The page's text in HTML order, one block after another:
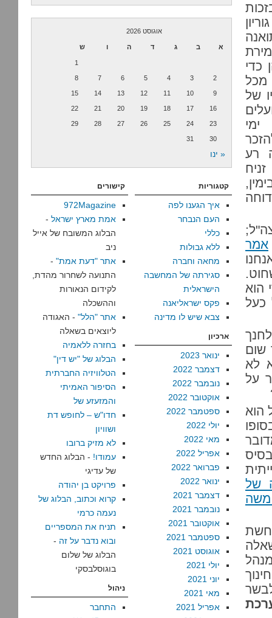
בן גוריון
כדי
מכל
של
רע
אמר
הוא
כעל
שום
לא
על
הוא
של
משה
אוגוסט 2026
א ב ג ד ה ו ש
1
2
3
4
5
6
7
8
9
10
11
12
13
14
15
16
17
18
19
20
21
22
23
24
25
26
27
28
29
30
31
« ינו
קטגוריות
איך הגענו לפה
העם הנבחר
כללי
ללא גבולות
מחאה וחברה
סגירתה של המחשבה
הישראלית
פקס ישראליאנה
צבא שיש לו מדינה
ארכיון
ינואר 2023
דצמבר 2022
נובמבר 2022
אוקטובר 2022
ספטמבר 2022
יולי 2022
מאי 2022
אפריל 2022
פברואר 2022
ינואר 2022
דצמבר 2021
נובמבר 2021
אוקטובר 2021
ספטמבר 2021
אוגוסט 2021
יולי 2021
יוני 2021
מאי 2021
אפריל 2021
קישורים
972Magazine
אמת מארץ ישראל -
הבלוג המשובח של אייל
ניב
אתר "דעת אמת" -
התנועה לשחרור מהדת,
לקידום הנאורות
וההשכלה
אתר "הלל" - האגודה
ליוצאים בשאלה
בחזרה ללאמיה
הבלוג של "יש דין"
הטלוויזיה החברתית
הסיפור האמיתי
והמזעזע של
חדו"ש – לחופש דת
ושוויון
לא מזיק ברובו
עמודו! - הבלוג החדש
של עדיגי
פרויקט בן יהודה
קרוא וכתוב, הבלוג של
נעמה כרמי
תניח את המספריים
ובוא נדבר על זה -
הבלוג של שלום
בוגוסלבסקי
ניהול
התחבר